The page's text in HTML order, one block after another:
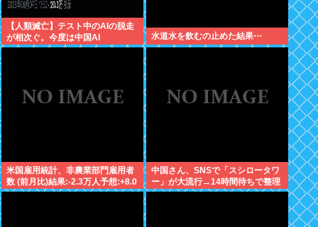
【人類滅亡】テスト中のAIの脱走
が相次ぐ。今度は中国AI
水道水を飲むの止めた結果⋯
米国雇用統計、非農業部門雇用者
数 (前月比)結果:-2.3万人予想:+8.0
万人、失業率結果:+4.1%予
中国さん、SNSで「スシロータワ
ー」が大流行→14時間待ちで整理
券が転売される事態に…